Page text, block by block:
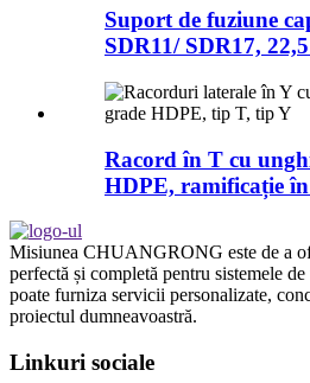
Suport de fuziune
SDR11/ SDR17,
Racord în T cu
HDPE, ramificație în
Misiunea CHUANGRONG este de a
perfectă și completă pentru sistemele
poate furniza servicii personalizate,
proiectul dumneavoastră.
Linkuri sociale